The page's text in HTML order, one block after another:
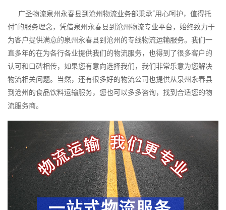
广圣物流泉州永春县到沧州物流业务部秉承“用心呵护，值得托
付”的服务理念，凭借泉州永春县到沧州物流专业平台，始终致力于
为客户提供满意的泉州永春县到沧州的专线物流运输服务。我们一
直多年的在为各行各业提供我们的物流服务，也得到了很多客户的
认可和口碑相传，如果您有意向选择我们，我们非常乐意为您解决
物流相关问题。当然，还有很多好的物流公司也提供从泉州永春县
到沧州的食品饮料运输服务，您也可以多多咨询，找到合适您的物
流服务商。